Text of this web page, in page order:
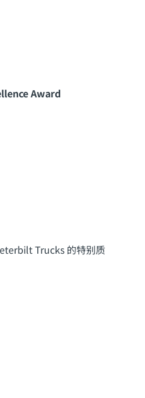
Award
Trucks 的特别质